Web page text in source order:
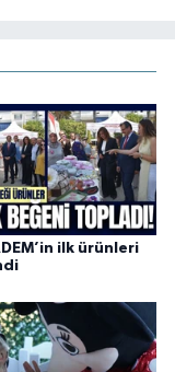
ilk ürünleri